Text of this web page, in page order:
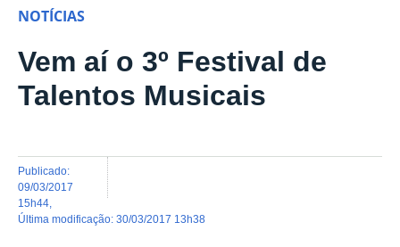
NOTÍCIAS
Vem aí o 3º Festival de
Talentos Musicais
publicado:
09/03/2017
15h44
última modificação: 30/03/2017 13h38